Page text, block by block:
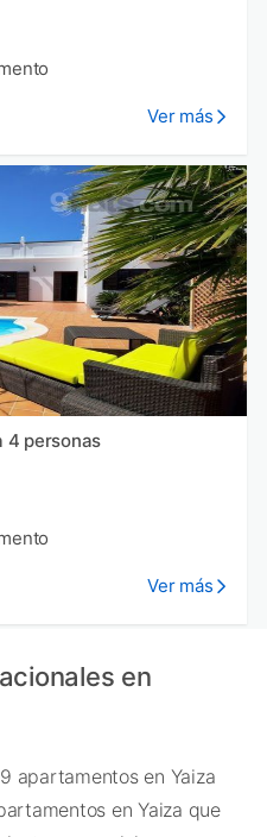
Ver más
4 personas
Ver más
en
apartamentos en Yaiza
en Yaiza que